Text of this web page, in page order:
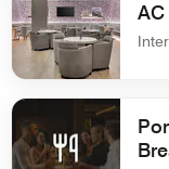
undefined AC Lounge